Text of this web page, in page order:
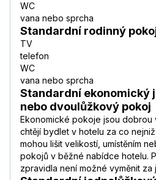
WC
vana nebo sprcha
Standardní rodinný
TV
telefon
WC
vana nebo sprcha
Standardní ekonomický
nebo dvoulůžkový pokoj
Ekonomické pokoje jsou dobrou
chtějí bydlet v hotelu za co
mohou lišit velikostí, umístěním
pokojů v běžné nabídce hotelu.
zpravidla není možné vyměnit za